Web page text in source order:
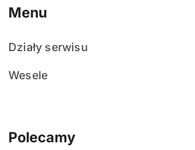
Menu
Działy serwisu
Wesele
Polecamy